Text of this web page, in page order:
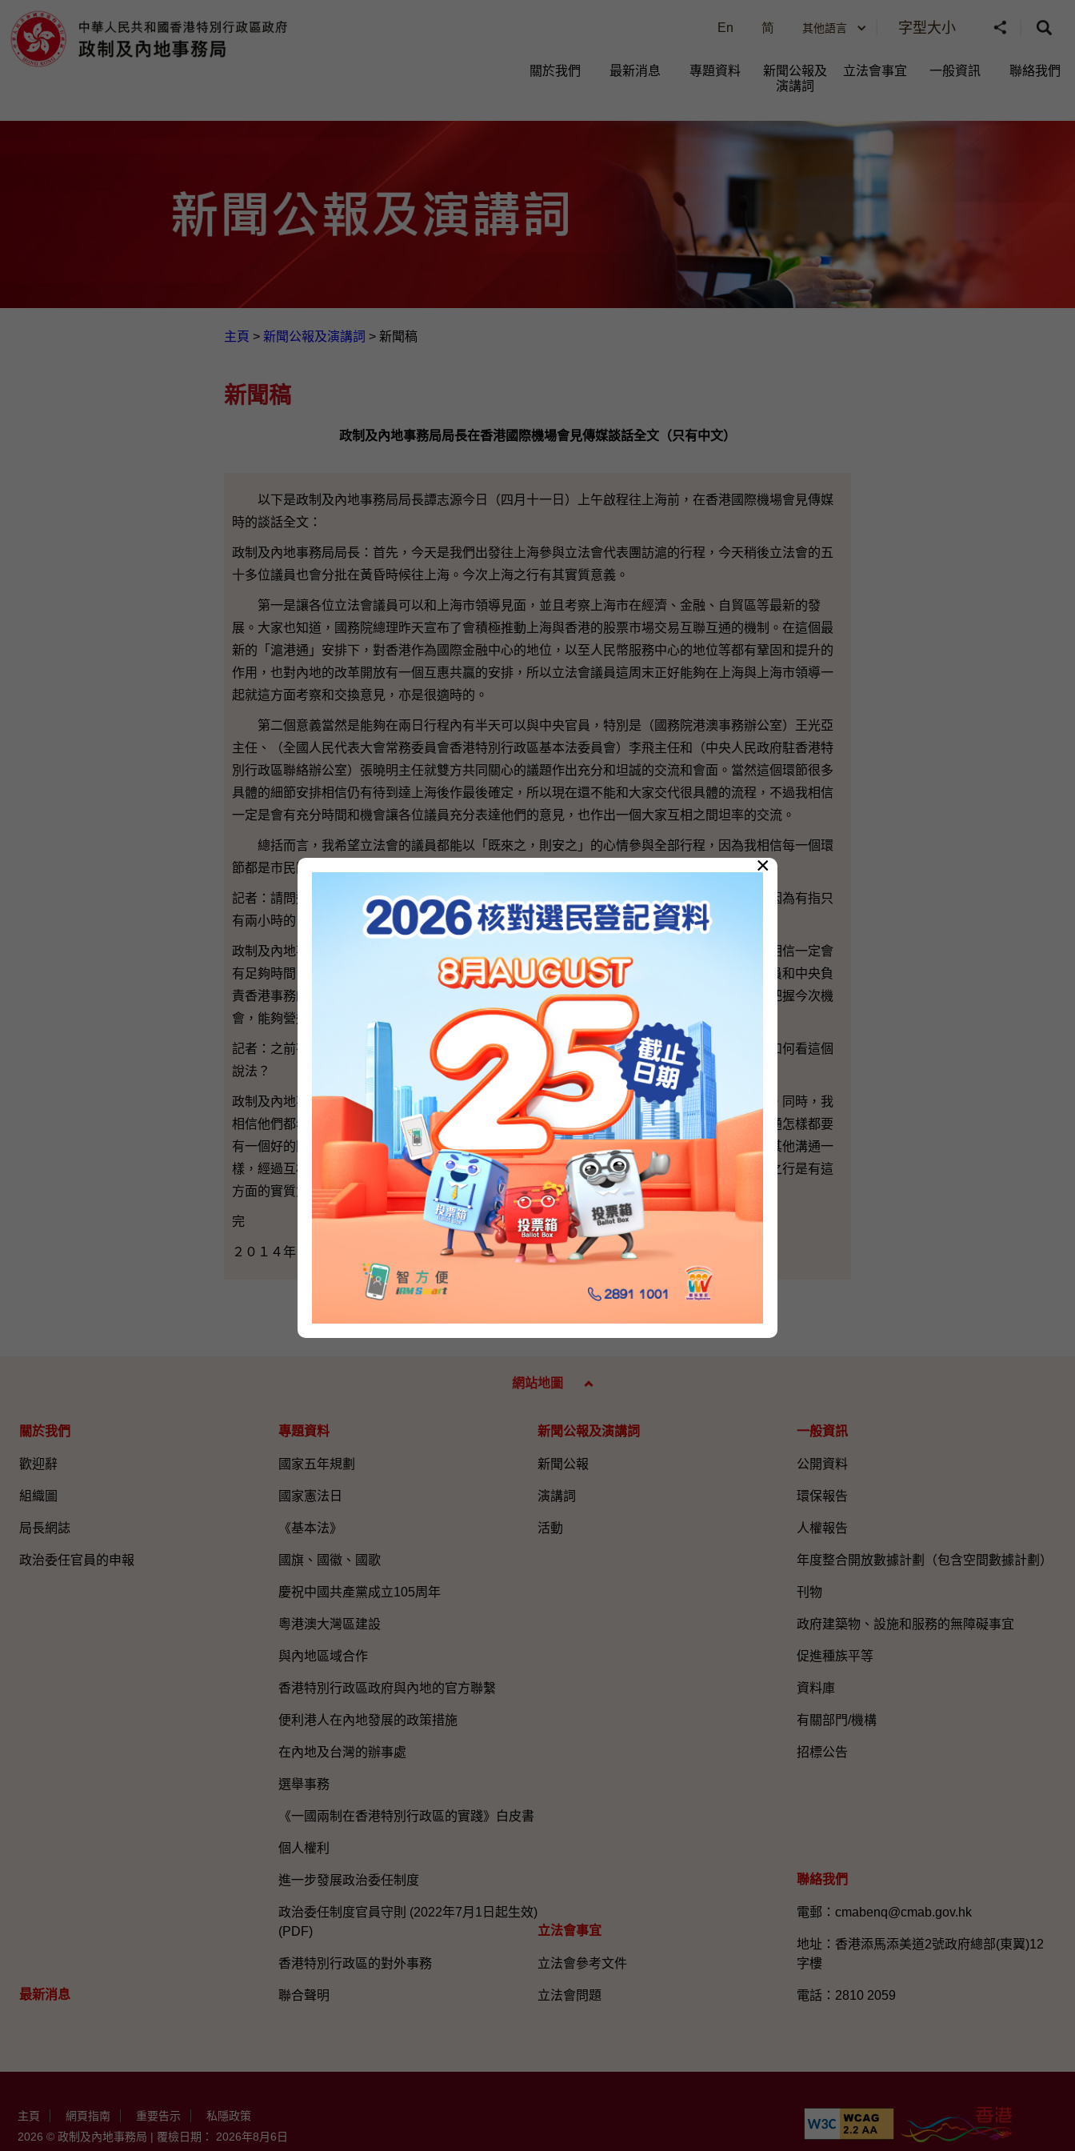
En 简 其他語言 字型大小
關於我們 最新消息 專題資料
新聞公報及
演講詞
立法會事宜 一般資訊​ 聯絡我們
主頁 > 新聞公報及演講詞 > 新聞稿
新聞稿
政制及內地事務局局長在香港國際機場會見傳媒談話全文（只有中文）
以下是政制及內地事務局局長譚志源今日（四月十一日）上午啟程往上海前，在香港國際機場會見傳媒
時的談話全文：
政制及內地事務局局長：首先，今天是我們出發往上海參與立法會代表團訪滬的行程，今天稍後立法會的五
十多位議員也會分批在黃昏時候往上海。今次上海之行有其實質意義。
第一是讓各位立法會議員可以和上海市領導見面，並且考察上海市在經濟、金融、自貿區等最新的發
展。大家也知道，國務院總理昨天宣布了會積極推動上海與香港的股票市場交易互聯互通的機制。在這個最
新的「滬港通」安排下，對香港作為國際金融中心的地位，以至人民幣服務中心的地位等都有鞏固和提升的
作用，也對內地的改革開放有一個互惠共贏的安排，所以立法會議員這周末正好能夠在上海與上海市領導一
起就這方面考察和交換意見，亦是很適時的。
第二個意義當然是能夠在兩日行程內有半天可以與中央官員，特別是（國務院港澳事務辦公室）王光亞
主任、（全國人民代表大會常務委員會香港特別行政區基本法委員會）李飛主任和（中央人民政府駐香港特
別行政區聯絡辦公室）張曉明主任就雙方共同關心的議題作出充分和坦誠的交流和會面。當然這個環節很多
具體的細節安排相信仍有待到達上海後作最後確定，所以現在還不能和大家交代很具體的流程，不過我相信
一定是會有充分時間和機會讓各位議員充分表達他們的意見，也作出一個大家互相之間坦率的交流。
總括而言，我希望立法會的議員都能以「既來之，則安之」的心情參與全部行程，因為我相信每一個環
節都是市民關心的，也對立法會議員日後處理立法會的工作上各方面都有幫助。
記者：請問這次去（上海），都會有些時間安排給泛民與中央官員單獨會面，怕不怕時間不足，因為有指只
有兩小時的（會面）時間，會不會發言後便已經沒有（時間）？
政制及內地事務局局長：剛才我也說過，具體細節安排仍然有待我們到上海後最後確定。不過我相信一定會
有足夠時間，而安排一定可以方便議員充分表達他們的意見。我們亦再三強調，立法會不同的議員和中央負
責香港事務的官員能夠有直接溝通的機會，這是一個開始。我們相信和呼籲立法會議員能夠充分把握今次機
會，能夠營造到一個良好的氣氛，以至今次是一個互相溝通的開始而並不是一個終結。
記者：之前有泛民議員指希望今次不會成為中央官員訓斥他們的機會，否則他們便不會再來，你如何看這個
說法？
政制及內地事務局局長：剛才我也說過，我希望立法會議員都是抱着「既來之，則安之」的心情。同時，我
相信他們都希望雙方的溝通是以互相尊重和理性務實的角度來提出各自的看法和立場。我相信溝通怎樣都要
有一個好的開始，大家都希望對方能夠比較坦誠來說出大家互相的原則的觀點和立場，正如很多其他溝通一
樣，經過互相溝通之後，希望能夠達致逐步凝聚共同的看法，找到一些共識，我相信今次的上海之行是有這
方面的實質意義。多謝各位。
完
２０１４年４月１１日（星期五）
網站地圖
關於我們
歡迎辭
組織圖​
局長網誌
政治委任官員的申報
最新消息
專題資料
國家五年規劃
國家憲法日
《基本法》
國旗、國徽、國歌
慶祝中國共產黨成立105周年
粵港澳大灣區建設
與內地區域合作
香港特別行政區政府與內地的官方聯繫
便利港人在內地發展的政策措施
在內地及台灣的辦事處
選舉事務
《一國兩制在香港特別行政區的實踐》白皮書
個人權利
進一步發展政治委任制度
政治委任制度官員守則 (2022年7月1日起生效)
(PDF)
香港特別行政區的對外事務
聯合聲明
新聞公報及演講詞
新聞公報
演講詞
活動
立法會事宜
立法會參考文件
立法會問題
一般資訊​
公開資料
環保報告
人權報告
年度整合開放數據計劃（包含空間數據計劃）
刊物
政府建築物、設施和服務的無障礙事宜
促進種族平等
資料庫
有關部門/機構
招標公告
聯絡我們
電郵：cmabenq@cmab.gov.hk​
地址：香港添馬添美道2號政府總部(東翼)12
字樓
電話：2810 2059
主頁 網頁指南 重要告示
私隱政策
2026 © 政制及內地事務局 | 覆檢日期： 2026年8月6日
×